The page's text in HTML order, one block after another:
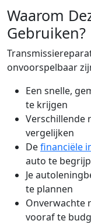
Waarom
Gebruiken?
onvoorspelbaar
Een snelle,
te krijgen
Verschillende
vergelijken
Definanciële
auto te
Je
te plannen
Onverwachte
vooraf te